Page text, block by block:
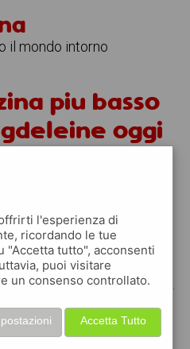
il mondo intorno
piu basso
oggi
eni
repsol
l'esperienza di
ricordando le tue
"Accetta tutto", acconsenti
puoi visitare
un consenso controllato.
Accetta Tutto